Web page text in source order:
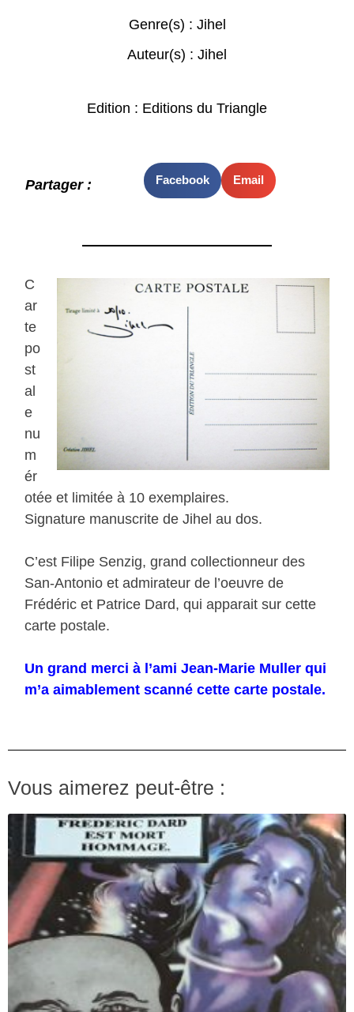
Genre(s) : Jihel
Auteur(s) : Jihel
Edition : Editions du Triangle
Partager : Facebook Email
C
ar
te
po
st
al
e
nu
m
ér
otée et limitée à 10 exemplaires.
Signature manuscrite de Jihel au dos.
C’est Filipe Senzig, grand collectionneur des
San-Antonio et admirateur de l’oeuvre de
Frédéric et Patrice Dard, qui apparait sur cette
carte postale.
Un grand merci à l’ami Jean-Marie Muller qui
m’a aimablement scanné cette carte postale.
Vous aimerez peut-être :